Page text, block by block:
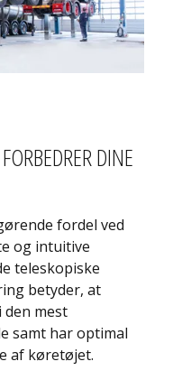
DINE
fordel ved
og intuitive
teleskopiske
betyder, at
den mest
samt har optimal
af køretøjet.